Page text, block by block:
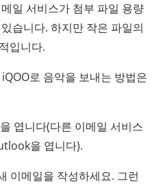
일 서비스가 첨부 파일 용량
습니다. 하지만 작은 파일의
입니다.
로 음악을 보내는 방법은
엽니다(다른 이메일 서비스
을 엽니다).
이메일을 작성하세요. 그런